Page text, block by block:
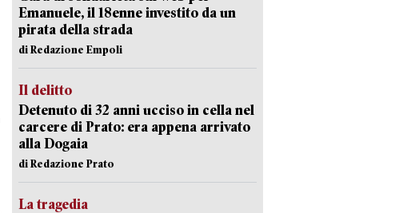
Emanuele, il 18enne investito da un
pirata della strada
di Redazione Empoli
Il delitto
Detenuto di 32 anni ucciso in cella nel
carcere di Prato: era appena arrivato
alla Dogaia
di Redazione Prato
La tragedia